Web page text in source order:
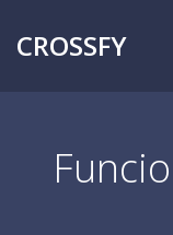
CROSSFY